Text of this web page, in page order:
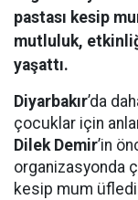
pastası kesip
mutluluk,
yaşattı.
Diyarbakır’da
çocuklar için
Dilek Demir’in
organizasyonda
kesip mum